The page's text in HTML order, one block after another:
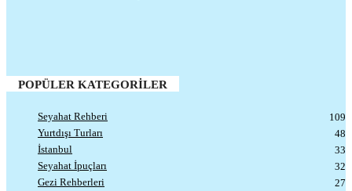
POPÜLER KATEGORİLER
Seyahat Rehberi
109
Yurtdışı Turları
48
İstanbul
33
Seyahat İpuçları
32
Gezi Rehberleri
27